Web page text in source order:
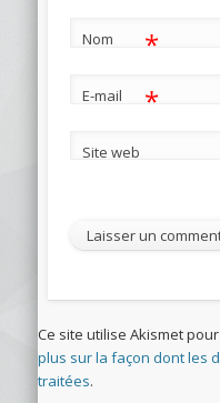
Nom *
E-mail *
Site web
Ce site utilise Akismet
plus sur la façon dont les
traitées.